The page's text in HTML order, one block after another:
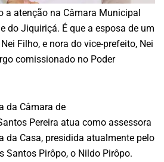
a atenção na Câmara Municipal
do Jiquiriçá. É que a esposa de um
Filho, e nora do vice-prefeito, Nei
comissionado no Poder
da Câmara de
Pereira atua como assessora
da Casa, presidida atualmente pelo
Santos Pirôpo, o Nildo Pirôpo.